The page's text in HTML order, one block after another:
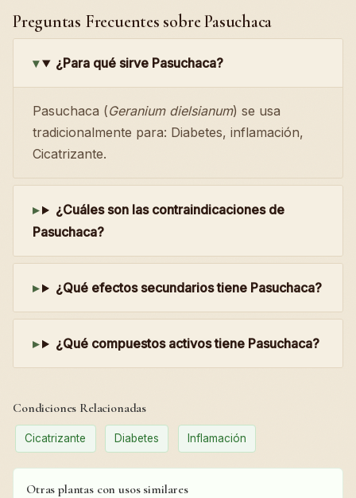
Preguntas Frecuentes sobre Pasuchaca
¿Para qué sirve Pasuchaca?
Pasuchaca (Geranium dielsianum) se usa
tradicionalmente para: Diabetes, inflamación,
Cicatrizante.
¿Cuáles son las contraindicaciones de
Pasuchaca?
¿Qué efectos secundarios tiene Pasuchaca?
¿Qué compuestos activos tiene Pasuchaca?
Condiciones Relacionadas
Cicatrizante Diabetes Inflamación
Otras plantas con usos similares